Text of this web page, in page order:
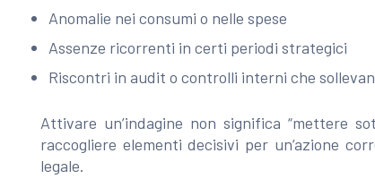
Anomalie nei consumi o nelle spese
Assenze ricorrenti in certi periodi strategici
Riscontri in audit o controlli interni che
Attivare un’indagine non significa “mettere
raccogliere elementi decisivi per un’azione
legale.